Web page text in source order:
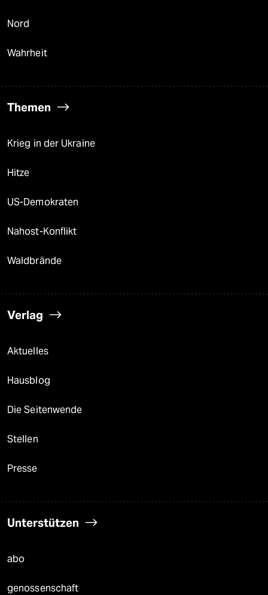
Nord
Wahrheit
Themen
Krieg in der Ukraine
Hitze
US-Demokraten
Nahost-Konflikt
Waldbrände
Verlag
Aktuelles
Hausblog
Die Seitenwende
Stellen
Presse
Unterstützen
abo
genossenschaft